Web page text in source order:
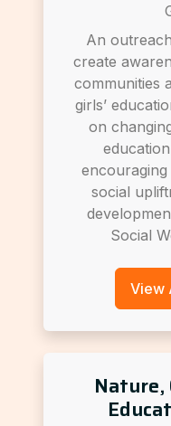
An
create
communities
girls’
on
social
Social
View
Nature,